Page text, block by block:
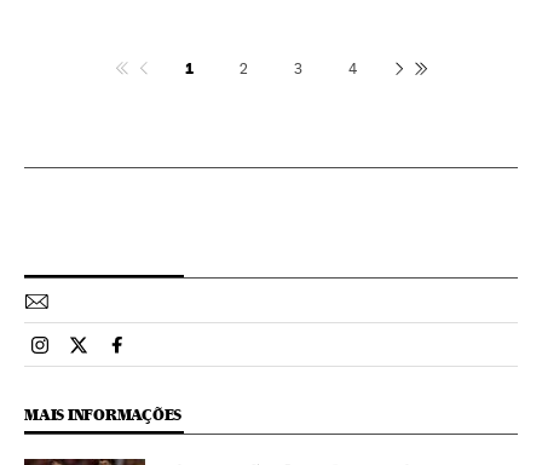
1 2 3 4
Esportes El País Brasil en Instagram
Esportes El País Brasil en Twitter
Esportes El País Brasil en Facebook
MAIS INFORMAÇÕES